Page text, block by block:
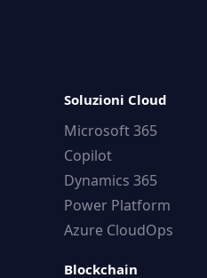
Soluzioni Cloud
Microsoft 365
Copilot
Dynamics 365
Power Platform
Azure CloudOps
Blockchain